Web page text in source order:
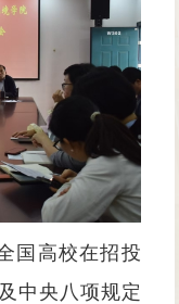
国高校在招投
中央八项规定